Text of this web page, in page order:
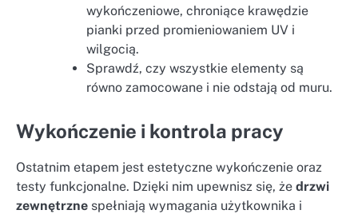
wykończeniowe, chroniące krawędzie
pianki przed promieniowaniem UV i
wilgocią.
Sprawdź, czy wszystkie elementy są
równo zamocowane i nie odstają od muru.
Wykończenie i kontrola pracy
Ostatnim etapem jest estetyczne wykończenie oraz
testy funkcjonalne. Dzięki nim upewnisz się, że drzwi
zewnętrzne spełniają wymagania użytkownika i